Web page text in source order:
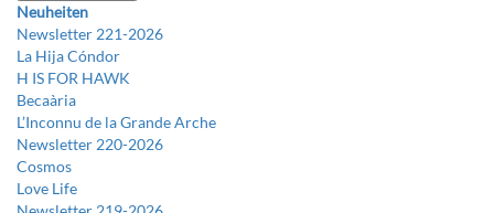
Neuheiten
Newsletter 221-2026
La Hija Cóndor
H IS FOR HAWK
Becaària
L’Inconnu de la Grande Arche
Newsletter 220-2026
Cosmos
Love Life